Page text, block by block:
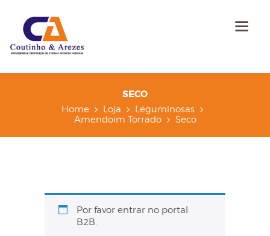
SECO
Home Loja
Leguminosas
Amendoim Torrado
Seco
Por favor entrar no portal
B2B.